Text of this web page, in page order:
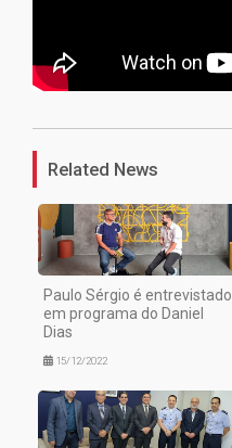
Related News
Paulo Sérgio é entrevistado
em programa do Daniel
Dias
15/12/2022